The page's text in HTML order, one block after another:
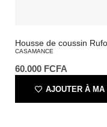
Housse de coussin
CASAMANCE
60.000 FCFA
AJOUTER À MA